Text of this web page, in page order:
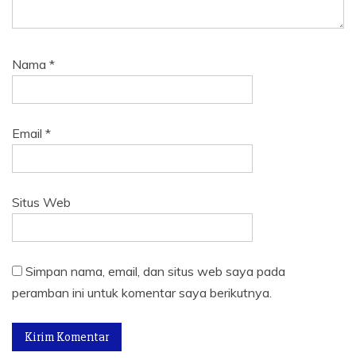
Nama *
Email *
Situs Web
Simpan nama, email, dan situs web saya pada
peramban ini untuk komentar saya berikutnya.